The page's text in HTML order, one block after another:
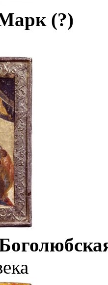
(?)